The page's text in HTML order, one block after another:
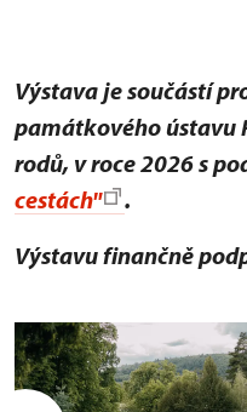
Výstava je součástí
památkového ústavu
rodů, v roce 2026 s
cestách"
.
Výstavu finančně